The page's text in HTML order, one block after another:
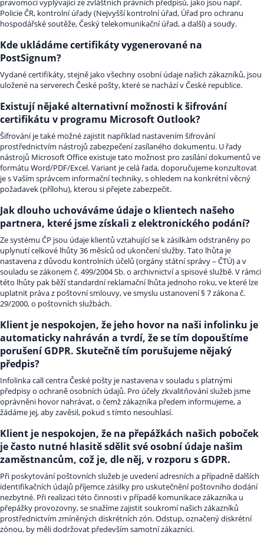
pravomocí vyplývající ze zvláštních právních předpisů, jako jsou např.
Policie ČR, kontrolní úřady (Nejvyšší kontrolní úřad, Úřad pro ochranu
hospodářské soutěže, Český telekomunikační úřad, a další) a soudy.
Kde ukládáme certifikáty vygenerované na
PostSignum?
Vydané certifikáty, stejně jako všechny osobní údaje našich zákazníků, jsou
uložené na serverech České pošty, které se nachází v České republice.
Existují nějaké alternativní možnosti k šifrování
certifikátu v programu Microsoft Outlook?
Šifrování je také možné zajistit například nastavením šifrování
prostřednictvím nástrojů zabezpečení zasílaného dokumentu. U řady
nástrojů Microsoft Office existuje tato možnost pro zasílání dokumentů ve
formátu Word/PDF/Excel. Variant je celá řada, doporučujeme konzultovat
je s Vaším správcem informační techniky, s ohledem na konkrétní věcný
požadavek (přílohu), kterou si přejete zabezpečit.
Jak dlouho uchováváme údaje o klientech našeho
partnera, které jsme získali z elektronického podání?
Ze systému ČP jsou údaje klientů vztahující se k zásilkám odstraněny po
uplynutí celkové lhůty 36 měsíců od ukončení služby. Tato lhůta je
nastavena z důvodu kontrolních účelů (orgány státní správy – ČTÚ) a v
souladu se zákonem č. 499/2004 Sb. o archivnictví a spisové službě. V rámci
této lhůty pak běží standardní reklamační lhůta jednoho roku, ve které lze
uplatnit práva z poštovní smlouvy, ve smyslu ustanovení § 7 zákona č.
29/2000, o poštovních službách.
Klient je nespokojen, že jeho hovor na naši infolinku je
automaticky nahráván a tvrdí, že se tím dopouštíme
porušení GDPR. Skutečně tím porušujeme nějaký
předpis?
Infolinka call centra České pošty je nastavena v souladu s platnými
předpisy o ochraně osobních údajů. Pro účely zkvalitňování služeb jsme
oprávněni hovor nahrávat, o čemž zákazníka předem informujeme, a
žádáme jej, aby zavěsil, pokud s tímto nesouhlasí.
Klient je nespokojen, že na přepážkách našich poboček
je často nutné hlasitě sdělit své osobní údaje našim
zaměstnancům, což je, dle něj, v rozporu s GDPR.
Při poskytování poštovních služeb je uvedení adresních a případně dalších
identifikačních údajů příjemce zásilky pro uskutečnění poštovního dodání
nezbytné. Při realizaci této činnosti v případě komunikace zákazníka u
přepážky provozovny, se snažíme zajistit soukromí našich zákazníků
prostřednictvím zmíněných diskrétních zón. Odstup, označený diskrétní
zónou, by měli dodržovat především samotní zákazníci.